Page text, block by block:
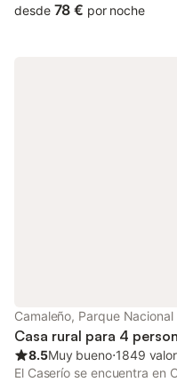
desde 78 € por noche
Camaleño, Parque
Casa rural para 4
8.5Muy bueno⋅1849
El Caserío se encuentra en